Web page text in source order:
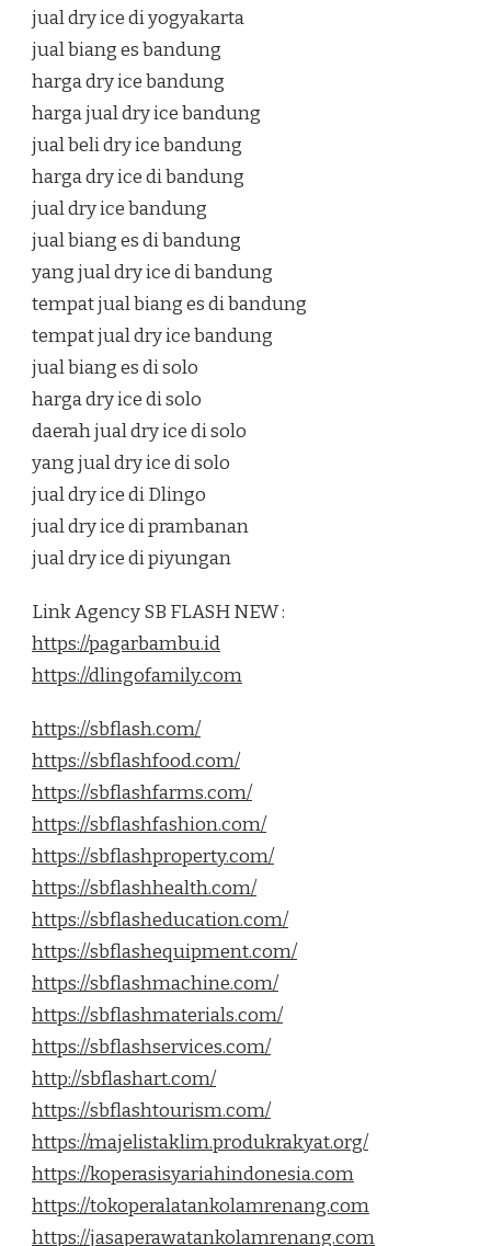
jual dry ice di yogyakarta
jual biang es bandung
harga dry ice bandung
harga jual dry ice bandung
jual beli dry ice bandung
harga dry ice di bandung
jual dry ice bandung
jual biang es di bandung
yang jual dry ice di bandung
tempat jual biang es di bandung
tempat jual dry ice bandung
jual biang es di solo
harga dry ice di solo
daerah jual dry ice di solo
yang jual dry ice di solo
jual dry ice di Dlingo
jual dry ice di prambanan
jual dry ice di piyungan
Link Agency SB FLASH NEW :
https://pagarbambu.id
https://dlingofamily.com
https://sbflash.com/
https://sbflashfood.com/
https://sbflashfarms.com/
https://sbflashfashion.com/
https://sbflashproperty.com/
https://sbflashhealth.com/
https://sbflasheducation.com/
https://sbflashequipment.com/
https://sbflashmachine.com/
https://sbflashmaterials.com/
https://sbflashservices.com/
http://sbflashart.com/
https://sbflashtourism.com/
https://majelistaklim.produkrakyat.org/
https://koperasisyariahindonesia.com
https://tokoperalatankolamrenang.com
https://jasaperawatankolamrenang.com